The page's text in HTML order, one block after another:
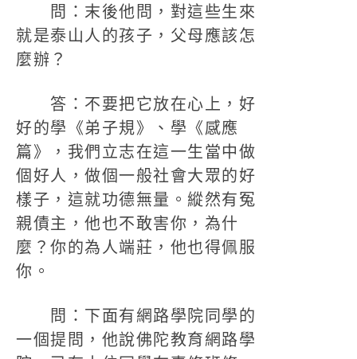
問：末後他問，對這些生來
就是泰山人的孩子，父母應該怎
麼辦？
答：不要把它放在心上，好
好的學《弟子規》、學《感應
篇》，我們立志在這一生當中做
個好人，做個一般社會大眾的好
樣子，這就功德無量。縱然有冤
親債主，他也不敢害你，為什
麼？你的為人端莊，他也得佩服
你。
問：下面有網路學院同學的
一個提問，他說佛陀教育網路學